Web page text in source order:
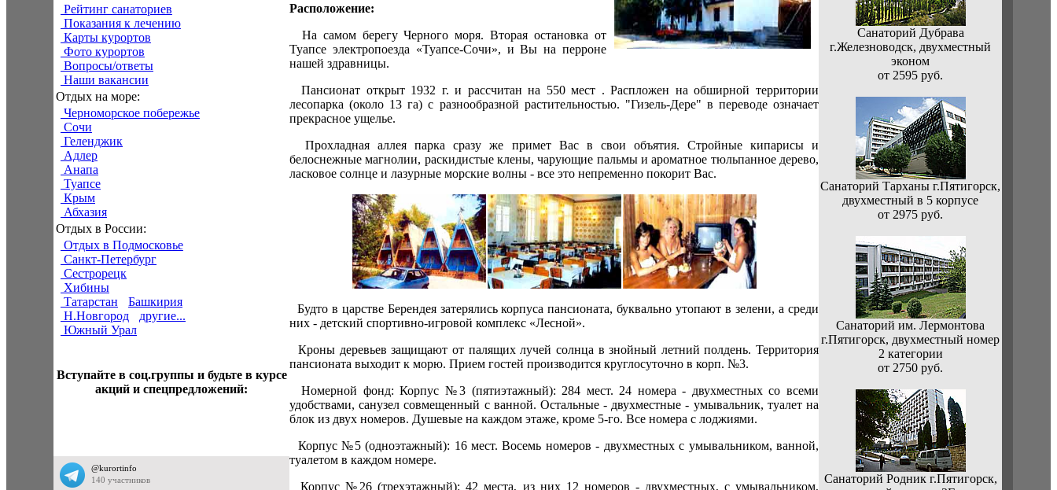
Рейтинг санаториев
Показания к лечению
Карты курортов
Фото курортов
Вопросы/ответы
Наши вакансии
Отдых на море:
Черноморское побережье
Сочи
Геленджик
Адлер
Анапа
Туапсе
Крым
Абхазия
Отдых в России:
Отдых в Подмосковье
Санкт-Петербург
Сестрорецк
Хибины
Татарстан
Башкирия
Н.Новгород
другие...
Южный Урал
Вступайте в соц.группы и будьте в курсе
акций и спецпредложений:
Расположение:
На самом берегу Черного моря. Вторая остановка от
Туапсе электропоезда «Туапсе-Сочи», и Вы на перроне
нашей здравницы.
Пансионат открыт 1932 г. и рассчитан на 550 мест . Распложен на обширной территории
лесопарка (около 13 га) с разнообразной растительностью. "Гизель-Дере" в переводе означает
прекрасное ущелье.
Прохладная аллея парка сразу же примет Вас в свои объятия. Стройные кипарисы и
белоснежные магнолии, раскидистые клены, чарующие пальмы и ароматное тюльпанное дерево,
ласковое солнце и лазурные морские волны - все это непременно покорит Вас.
Будто в царстве Берендея затерялись корпуса пансионата, буквально утопают в зелени, а среди
них - детский спортивно-игровой комплекс «Лесной».
Кроны деревьев защищают от палящих лучей солнца в знойный летний полдень. Территория
пансионата выходит к морю. Прием гостей производится круглосуточно в корп. №3.
Номерной фонд: Корпус №3 (пятиэтажный): 284 мест. 24 номера - двухместных со всеми
удобствами, санузел совмещенный с ванной. Остальные - двухместные - умывальник, туалет на
блок из двух номеров. Душевые на каждом этаже, кроме 5-го. Все номера с лоджиями.
Корпус №5 (одноэтажный): 16 мест. Восемь номеров - двухместных с умывальником, ванной,
туалетом в каждом номере.
Корпус №26 (трехэтажный): 42 места, из них 12 номеров - двухместных, с умывальником,
Санаторий Дубрава
г.Железноводск, двухместный
эконом
от 2595 руб.
Санаторий Тарханы г.Пятигорск,
двухместный в 5 корпусе
от 2975 руб.
Санаторий им. Лермонтова
г.Пятигорск, двухместный номер
2 категории
от 2750 руб.
Санаторий Родник г.Пятигорск,